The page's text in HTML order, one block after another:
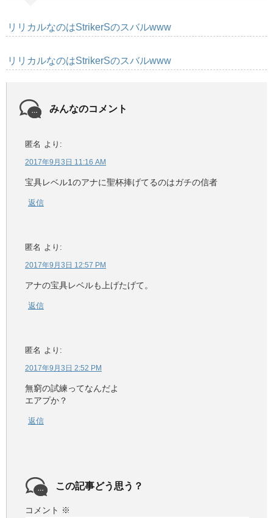
リリカルなのはStrikerSのスバルwww
リリカルなのはStrikerSのスバルwww
みんなのコメント
匿名 より:
2017年9月3日 11:16 AM
宝具レベル1のアナに聖杯捧げてるのはガチの信者
返信
匿名 より:
2017年9月3日 12:57 PM
アナの宝具レベルも上げたげて。
返信
匿名 より:
2017年9月3日 2:52 PM
無窮の試練ってなんだよ
エアプか？
返信
この記事どう思う？
コメント ※